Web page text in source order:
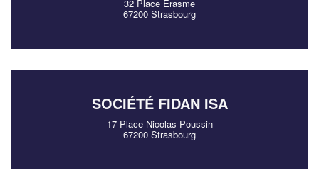
32 Place Erasme
67200 Strasbourg
SOCIÉTÉ FIDAN ISA
17 Place Nicolas Poussin
67200 Strasbourg